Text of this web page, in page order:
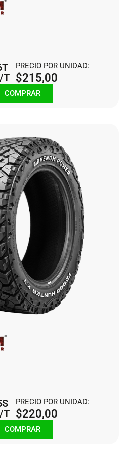
T
PRECIO POR UNIDAD:
$215,00
COMPRAR
T
PRECIO POR UNIDAD:
$220,00
COMPRAR